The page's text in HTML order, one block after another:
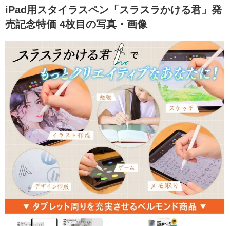
iPad用スタイラスペン「スラスラかける君」発
売記念特価 4枚目の写真・画像